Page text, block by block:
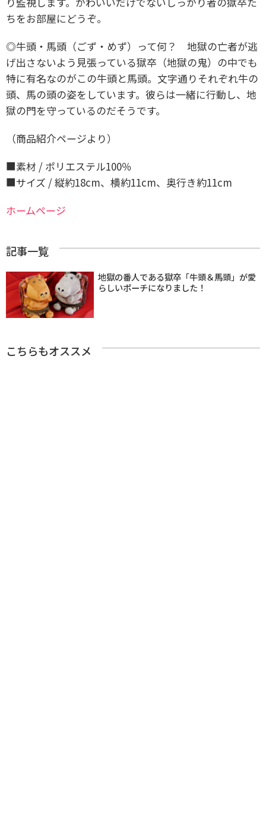
ちをお部屋にどうぞ。
◎牛頭・馬頭（ごず・めず）って何？ 地獄の亡者が逃
げ出さないよう見張っている獄卒（地獄の鬼）の中でも
特に有名なのがこの牛頭と馬頭。文字通りそれぞれ牛の
頭、馬の頭の姿をしています。彼らは一緒に行動し、地
獄の門を守っているのだそうです。
（商品紹介ページより）
■素材 / ポリエステル100％
■サイズ / 縦約18cm、横約11cm、奥行き約11cm
ホームページ
記事一覧
地獄の番人である獄卒「牛頭＆馬頭」が愛
らしいポーチになりました！
こちらもオススメ